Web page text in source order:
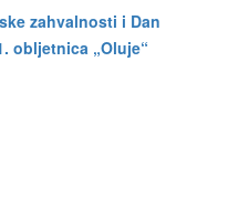
zahvalnosti i Dan
obljetnica „Oluje“